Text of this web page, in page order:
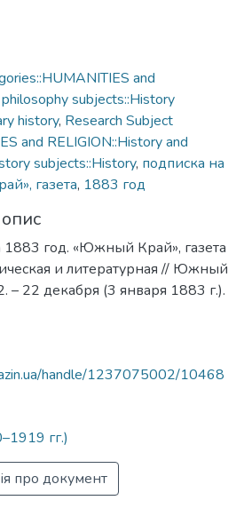
and
subjects::History
history, Research Subject
and RELIGION::History and
subjects::History, подписка на
газета, 1883 год
1883 год. «Южный Край», газета
и литературная // Южный
– 22 декабря (3 января 1883 г.).
handle/1237075002/10468
гг.)
про документ